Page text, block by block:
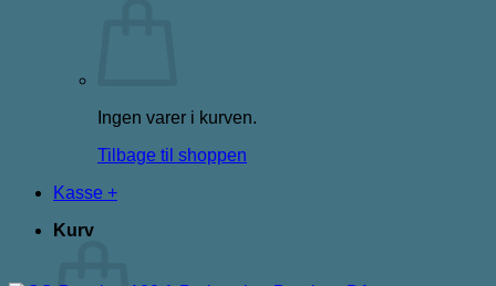
Ingen varer i kurven.
Tilbage til shoppen
Kasse +
Kurv